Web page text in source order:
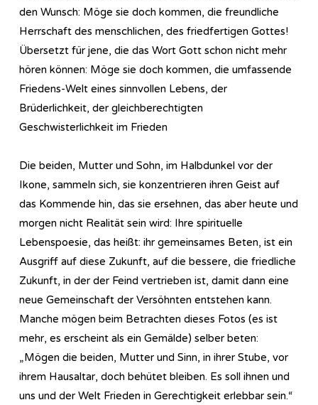
den Wunsch: Möge sie doch kommen, die freundliche
Herrschaft des menschlichen, des friedfertigen Gottes!
Übersetzt für jene, die das Wort Gott schon nicht mehr
hören können: Möge sie doch kommen, die umfassende
Friedens-Welt eines sinnvollen Lebens, der
Brüderlichkeit, der gleichberechtigten
Geschwisterlichkeit im Frieden
Die beiden, Mutter und Sohn, im Halbdunkel vor der
Ikone, sammeln sich, sie konzentrieren ihren Geist auf
das Kommende hin, das sie ersehnen, das aber heute und
morgen nicht Realität sein wird: Ihre spirituelle
Lebenspoesie, das heißt: ihr gemeinsames Beten, ist ein
Ausgriff auf diese Zukunft, auf die bessere, die friedliche
Zukunft, in der der Feind vertrieben ist, damit dann eine
neue Gemeinschaft der Versöhnten entstehen kann.
Manche mögen beim Betrachten dieses Fotos (es ist
mehr, es erscheint als ein Gemälde) selber beten:
„Mögen die beiden, Mutter und Sinn, in ihrer Stube, vor
ihrem Hausaltar, doch behütet bleiben. Es soll ihnen und
uns und der Welt Frieden in Gerechtigkeit erlebbar sein.“